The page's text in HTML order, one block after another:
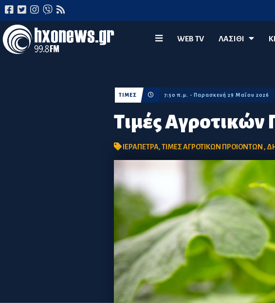
WEB TV ΛΑΣΊΘΙ
Τιμές Αγροτικών
ΤΙΜΕΣ 7:50 π.μ. - Παρασκευή 29 Μαΐου 2026
ΙΕΡΑΠΕΤΡΑ,ΤΙΜΕΣ ΑΓΡΟΤΙΚΩΝ ΠΡΟΙΟΝΤΩΝ ,